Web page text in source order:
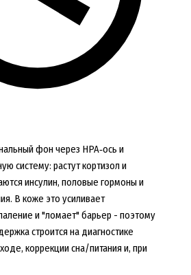
фон через HPA‑ось и
систему: растут кортизол и
инсулин, половые гормоны и
В коже это усиливает
и "ломает" барьер - поэтому
строится на диагностике
коррекции сна/питания и, при